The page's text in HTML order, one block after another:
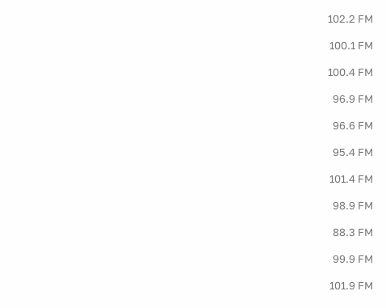
102.2 FM
100.1 FM
100.4 FM
96.9 FM
96.6 FM
95.4 FM
101.4 FM
98.9 FM
88.3 FM
99.9 FM
101.9 FM